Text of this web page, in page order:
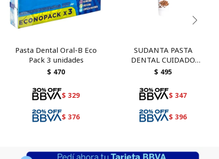
Pasta Dental Oral-B Eco
Pack 3 unidades
$ 470
$ 329
$ 376
SUDANTA PASTA
DENTAL CUIDADO
TOTAL 200 GRS
$ 495
$ 347
$ 396